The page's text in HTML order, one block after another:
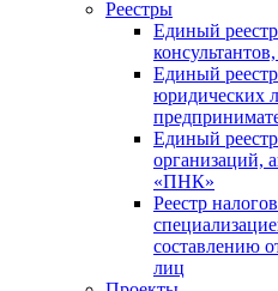
Реестры
Единый
Единый
юридических
Единый
организаций,
«ПНК»
Реестр
составлению
лиц